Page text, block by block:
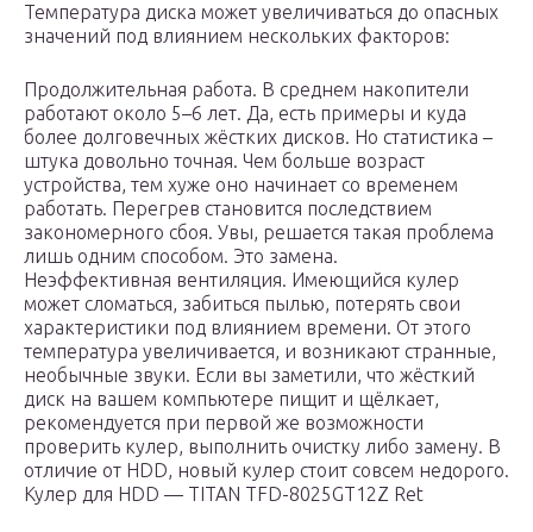
Температура диска может увеличиваться до опасных
значений под влиянием нескольких факторов:
Продолжительная работа. В среднем накопители
работают около 5–6 лет. Да, есть примеры и куда
более долговечных жёстких дисков. Но статистика –
штука довольно точная. Чем больше возраст
устройства, тем хуже оно начинает со временем
работать. Перегрев становится последствием
закономерного сбоя. Увы, решается такая проблема
лишь одним способом. Это замена.
Неэффективная вентиляция. Имеющийся кулер
может сломаться, забиться пылью, потерять свои
характеристики под влиянием времени. От этого
температура увеличивается, и возникают странные,
необычные звуки. Если вы заметили, что жёсткий
диск на вашем компьютере пищит и щёлкает,
рекомендуется при первой же возможности
проверить кулер, выполнить очистку либо замену. В
отличие от HDD, новый кулер стоит совсем недорого.
Кулер для HDD — TITAN TFD-8025GT12Z Ret